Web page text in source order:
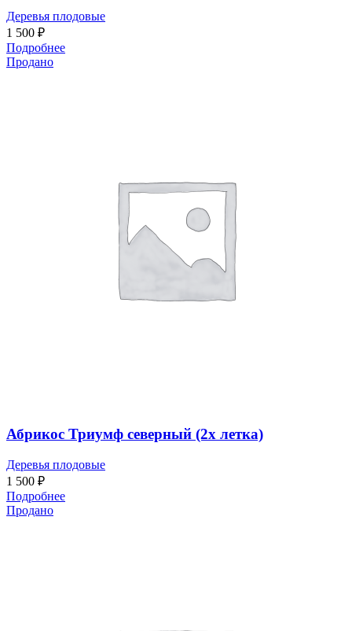
Деревья плодовые
1 500 ₽
Подробнее
Продано
Абрикос Триумф северный (2х летка)
Деревья плодовые
1 500 ₽
Подробнее
Продано